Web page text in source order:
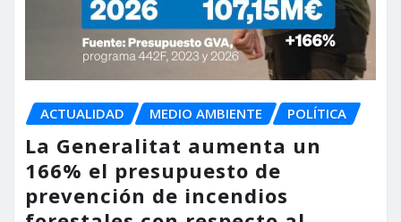
ACTUALIDAD MEDIO AMBIENTE POLÍTICA
La Generalitat aumenta un
166% el presupuesto de
prevención de incendios